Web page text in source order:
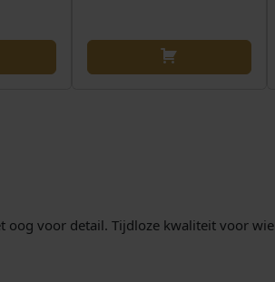
oog voor detail. Tijdloze kwaliteit voor wie